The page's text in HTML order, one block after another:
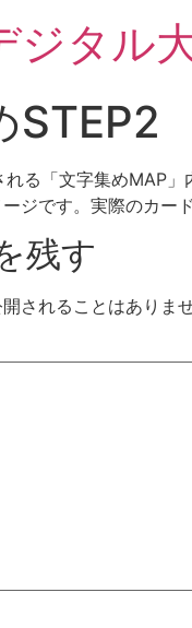
ジタル
STEP2
る「文字集めMAP」
ージです。実際のカー
残す
されることはありませ